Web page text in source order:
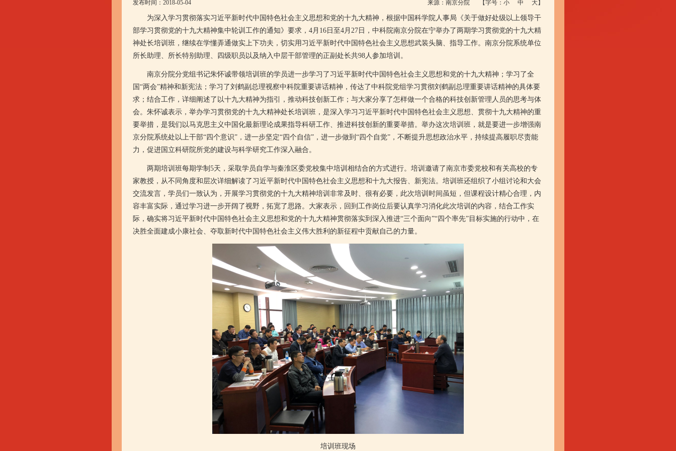
发布时间：2018-05-04 来源：南京分院 【字号： 小 中 大】
为深入学习贯彻落实习近平新时代中国特色社会主义思想和党的十九大精神，根据中国科学院人事局《关于做好处级以上领导干
部学习贯彻党的十九大精神集中轮训工作的通知》要求，4月16日至4月27日，中科院南京分院在宁举办了两期学习贯彻党的十九大精
神处长培训班，继续在学懂弄通做实上下功夫，切实用习近平新时代中国特色社会主义思想武装头脑、指导工作。南京分院系统单位
所长助理、所长特别助理、四级职员以及纳入中层干部管理的正副处长共98人参加培训。
南京分院分党组书记朱怀诚带领培训班的学员进一步学习了习近平新时代中国特色社会主义思想和党的十九大精神；学习了全
国“两会”精神和新宪法；学习了刘鹤副总理视察中科院重要讲话精神，传达了中科院党组学习贯彻刘鹤副总理重要讲话精神的具体要
求；结合工作，详细阐述了以十九大精神为指引，推动科技创新工作；与大家分享了怎样做一个合格的科技创新管理人员的思考与体
会。朱怀诚表示，举办学习贯彻党的十九大精神处长培训班，是深入学习习近平新时代中国特色社会主义思想、贯彻十九大精神的重
要举措，是我们以马克思主义中国化最新理论成果指导科研工作、推进科技创新的重要举措。举办这次培训班，就是要进一步增强南
京分院系统处以上干部“四个意识”，进一步坚定“四个自信”，进一步做到“四个自觉”，不断提升思想政治水平，持续提高履职尽责能
力，促进国立科研院所党的建设与科学研究工作深入融合。
两期培训班每期学制5天，采取学员自学与秦淮区委党校集中培训相结合的方式进行。培训邀请了南京市委党校和有关高校的专
家教授，从不同角度和层次详细解读了习近平新时代中国特色社会主义思想和十九大报告、新宪法。培训班还组织了小组讨论和大会
交流发言，学员们一致认为，开展学习贯彻党的十九大精神培训非常及时、很有必要，此次培训时间虽短，但课程设计精心合理，内
容丰富实际，通过学习进一步开阔了视野，拓宽了思路。大家表示，回到工作岗位后要认真学习消化此次培训的内容，结合工作实
际，确实将习近平新时代中国特色社会主义思想和党的十九大精神贯彻落实到深入推进“三个面向”“四个率先”目标实施的行动中，在
决胜全面建成小康社会、夺取新时代中国特色社会主义伟大胜利的新征程中贡献自己的力量。
培训班现场